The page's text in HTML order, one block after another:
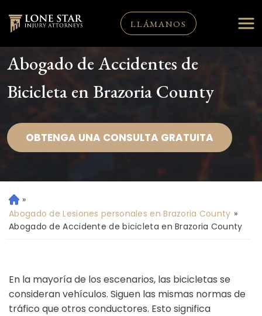
LLÁMANOS
Abogado de Accidentes de
Bicicleta en Brazoria County
OBTENGA UNA CONSULTA GRATUITA
Ini
ci
o
»
Abogado de Lesiones personales en Brazoria County »
Abogado de Accidente de bicicleta en Brazoria County
En la mayoría de los escenarios, las bicicletas se
consideran vehículos. Siguen las mismas normas de
tráfico que otros conductores. Esto significa